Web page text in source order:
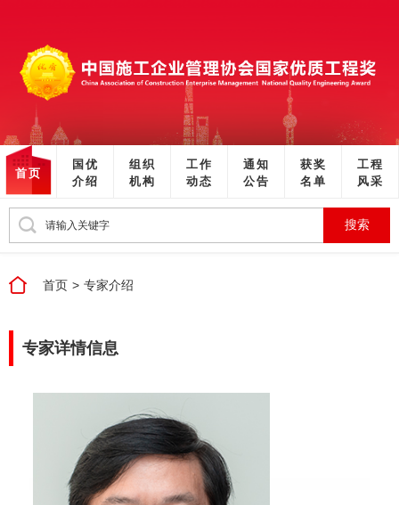
首页
国优
介绍
组织
机构
工作
动态
通知
公告
获奖
名单
工程
风采
搜索
首页 > 专家介绍
专家详情信息